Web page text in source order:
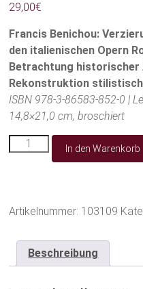
29,00€
Francis Benichou:
den italienischen Opern
Betrachtung historischer
Rekonstruktion
ISBN 978-3-86583-852-0 |
14,8×21,0 cm, broschiert
SR
09
Variationspraxis
italienischen
Opern
In den Warenkorb
Artikelnummer: 103109
Beschreibung